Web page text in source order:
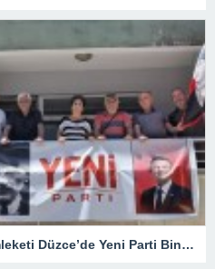
Gazeteci KESKİN Ailesi Memleketi Düzce’de Yeni Parti Binasını Ziyaret Etti